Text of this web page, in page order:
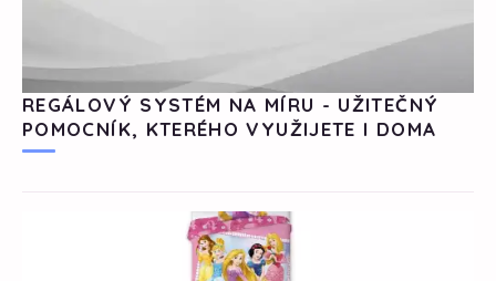
REGÁLOVÝ SYSTÉM NA MÍRU - UŽITEČNÝ
POMOCNÍK, KTERÉHO VYUŽIJETE I DOMA